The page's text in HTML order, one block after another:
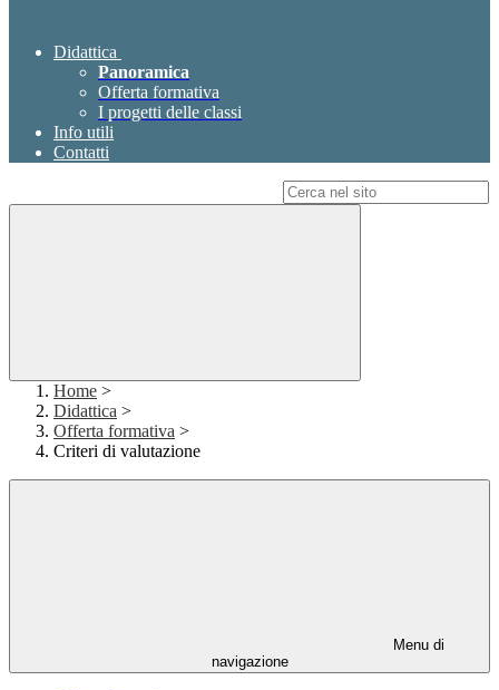
Didattica
Panoramica
Offerta formativa
I progetti delle classi
Info utili
Contatti
Home >
Didattica >
Offerta formativa >
Criteri di valutazione
Menu di
navigazione